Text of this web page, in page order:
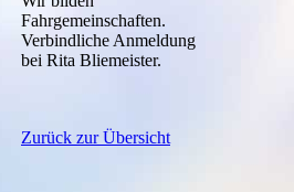
Fahrgemeinschaften.
Verbindliche Anmeldung
bei Rita Bliemeister.
Zurück zur Übersicht